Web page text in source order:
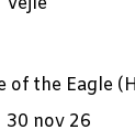
of the Eagle
30 nov 26